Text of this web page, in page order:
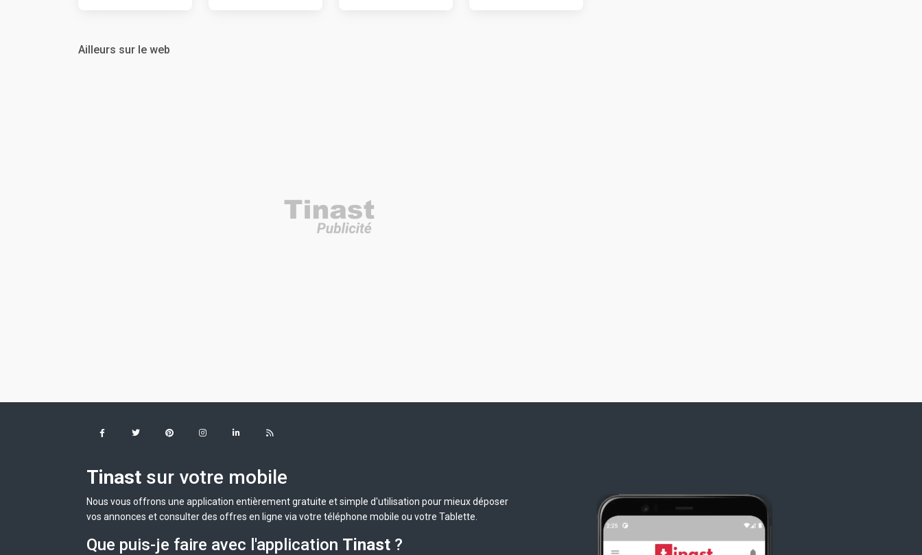
Ailleurs sur le web
Tinast sur votre mobile
Nous vous offrons une application entièrement gratuite et simple d'utilisation pour mieux déposer
vos annonces et consulter des offres en ligne via votre téléphone mobile ou votre Tablette.
Que puis-je faire avec l'application Tinast ?